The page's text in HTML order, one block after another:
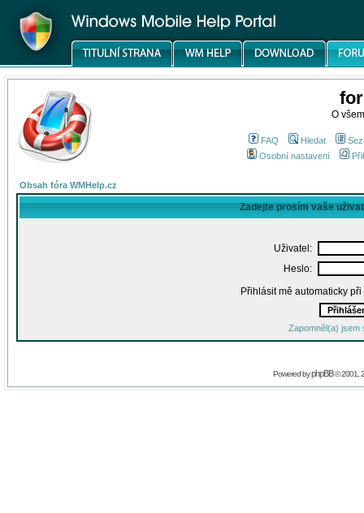
O
FAQ Hledat
Osobní nastavení
Obsah fóra WMHelp.cz
Zadejte prosím vaše
Uživatel:
Heslo:
Přihlásit mě automaticky
Zapomněl(a) jsem
Powered byphpBB© 2001,